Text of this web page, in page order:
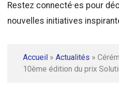
Restez connecté·es pour
nouvelles initiatives
Accueil » Actualités »
10ème édition du prix